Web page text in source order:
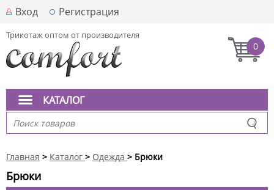
Вход Регистрация
Трикотаж оптом от производителя
0
КАТАЛОГ
Главная > Каталог > Одежда > Брюки
Брюки